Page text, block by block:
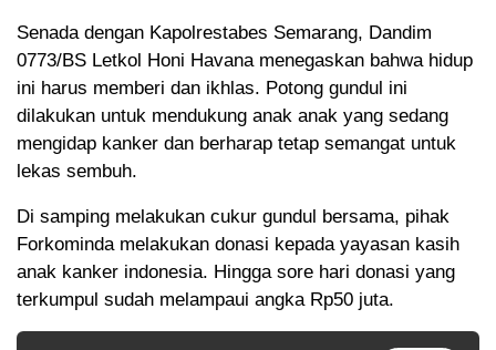
Senada dengan Kapolrestabes Semarang, Dandim
0773/BS Letkol Honi Havana menegaskan bahwa hidup
ini harus memberi dan ikhlas. Potong gundul ini
dilakukan untuk mendukung anak anak yang sedang
mengidap kanker dan berharap tetap semangat untuk
lekas sembuh.
Di samping melakukan cukur gundul bersama, pihak
Forkominda melakukan donasi kepada yayasan kasih
anak kanker indonesia. Hingga sore hari donasi yang
terkumpul sudah melampaui angka Rp50 juta.